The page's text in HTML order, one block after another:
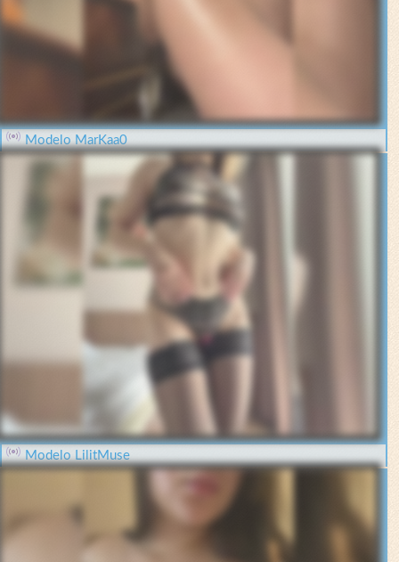
Modelo MarKaa0
Modelo LilitMuse